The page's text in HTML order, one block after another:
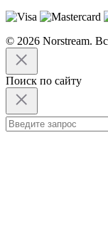
© 2026 Norstream.
Поиск по сайту